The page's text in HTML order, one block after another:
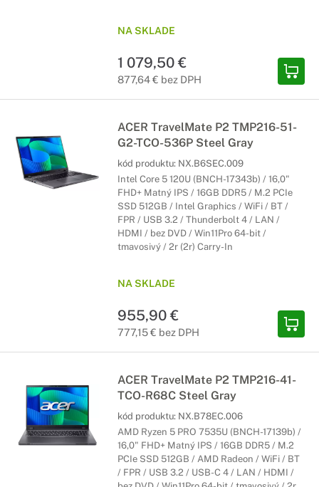
NA SKLADE
1 079,50 €
877,64 € bez DPH
ACER TravelMate P2 TMP216-51-
G2-TCO-536P Steel Gray
kód produktu: NX.B6SEC.009
Intel Core 5 120U (BNCH-17343b) / 16,0"
FHD+ Matný IPS / 16GB DDR5 / M.2 PCIe
SSD 512GB / Intel Graphics / WiFi / BT /
FPR / USB 3.2 / Thunderbolt 4 / LAN /
HDMI / bez DVD / Win11Pro 64-bit /
tmavosivý / 2r (2r) Carry-In
NA SKLADE
955,90 €
777,15 € bez DPH
ACER TravelMate P2 TMP216-41-
TCO-R68C Steel Gray
kód produktu: NX.B78EC.006
AMD Ryzen 5 PRO 7535U (BNCH-17139b) /
16,0" FHD+ Matný IPS / 16GB DDR5 / M.2
PCIe SSD 512GB / AMD Radeon / WiFi / BT
/ FPR / USB 3.2 / USB-C 4 / LAN / HDMI /